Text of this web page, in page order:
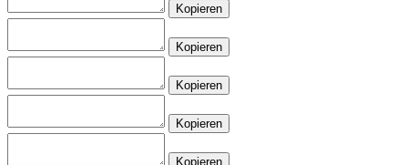
Kopieren
Kopieren
Kopieren
Kopieren
Kopieren